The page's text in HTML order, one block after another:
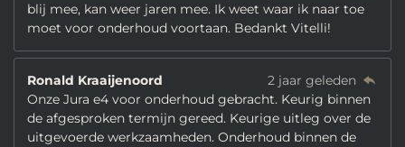
blij mee, kan weer jaren mee. Ik weet waar ik naar toe
moet voor onderhoud voortaan. Bedankt Vitelli!
Ronald Kraaijenoord
2 jaar geleden
Onze Jura e4 voor onderhoud gebracht. Keurig binnen
de afgesproken termijn gereed. Keurige uitleg over de
uitgevoerde werkzaamheden. Onderhoud binnen de